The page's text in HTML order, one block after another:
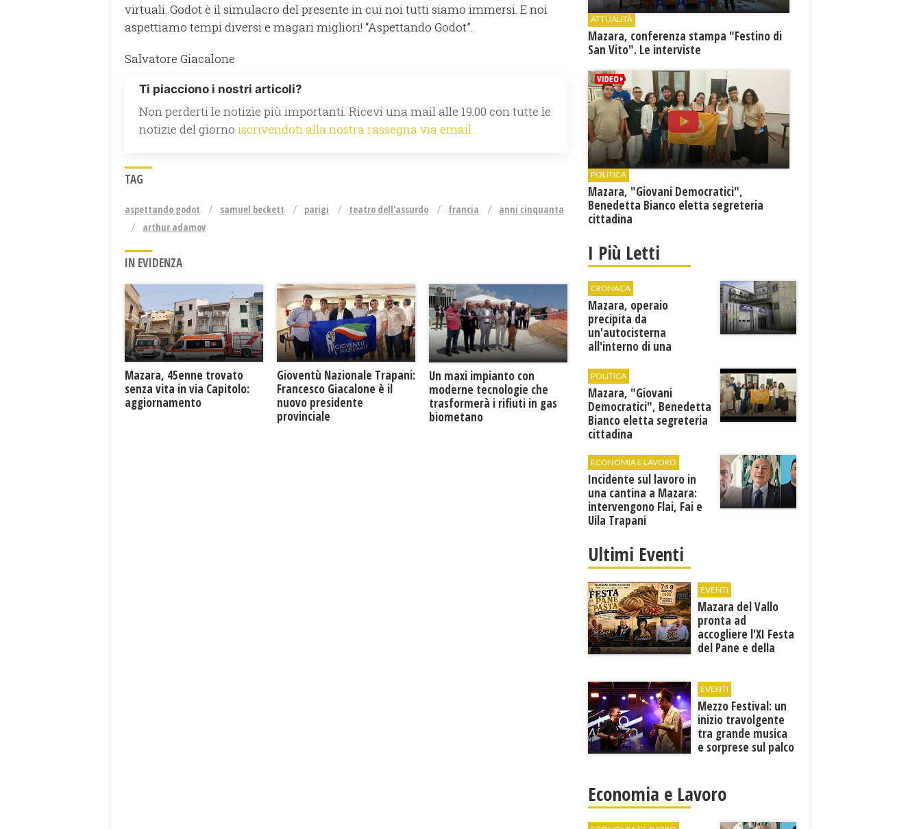
virtuali. Godot è il simulacro del presente in cui noi tutti siamo immersi. E noi
aspettiamo tempi diversi e magari migliori! “Aspettando Godot”.
Salvatore Giacalone
Ti piacciono i nostri articoli?
Non perderti le notizie più importanti. Ricevi una mail alle 19.00 con tutte le
notizie del giorno iscrivendoti alla nostra rassegna via email.
TAG
aspettando godot samuel beckett parigi teatro dell'assurdo francia
anni cinquanta
arthur adamov
IN EVIDENZA
Mazara, 45enne trovato
senza vita in via Capitolo:
aggiornamento
Gioventù Nazionale Trapani:
Francesco Giacalone è il
nuovo presidente
provinciale
Un maxi impianto con
moderne tecnologie che
trasformerà i rifiuti in gas
biometano
ATTUALITÀ
Mazara, conferenza stampa "Festino di
San Vito". Le interviste
POLITICA
Mazara, "Giovani Democratici",
Benedetta Bianco eletta segreteria
cittadina
I Più Letti
CRONACA
Mazara, operaio
precipita da
un'autocisterna
all'interno di una
condizioni al "Villa Sofia"
POLITICA
Mazara, "Giovani
Democratici", Benedetta
Bianco eletta segreteria
cittadina
ECONOMIA E LAVORO
Incidente sul lavoro in
una cantina a Mazara:
intervengono Flai, Fai e
Uila Trapani
Ultimi Eventi
EVENTI
Mazara del Vallo
pronta ad
accogliere l'XI Festa
del Pane e della
EVENTI
Mezzo Festival: un
inizio travolgente
tra grande musica
e sorprese sul palco
Economia e Lavoro